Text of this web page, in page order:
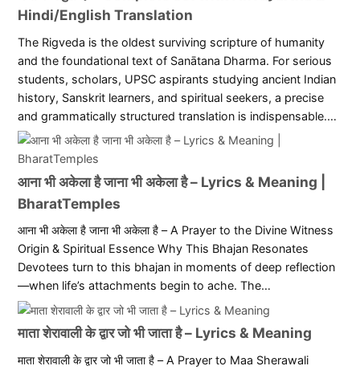
Hindi/English Translation
The Rigveda is the oldest surviving scripture of humanity
and the foundational text of Sanātana Dharma. For serious
students, scholars, UPSC aspirants studying ancient Indian
history, Sanskrit learners, and spiritual seekers, a precise
and grammatically structured translation is indispensable.…
आना भी अकेला है जाना भी अकेला है – Lyrics & Meaning |
BharatTemples
आना भी अकेला है जाना भी अकेला है – A Prayer to the Divine Witness
Origin & Spiritual Essence Why This Bhajan Resonates
Devotees turn to this bhajan in moments of deep reflection
—when life’s attachments begin to ache. The…
माता शेरावाली के द्वार जो भी जाता है – Lyrics & Meaning
माता शेरावाली के द्वार जो भी जाता है – A Prayer to Maa Sherawali